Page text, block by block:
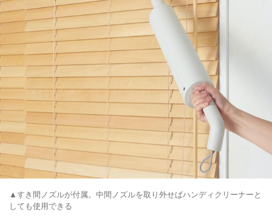
▲すき間ノズルが付属。中間ノズルを取り外せばハンディクリーナーと
しても使用できる